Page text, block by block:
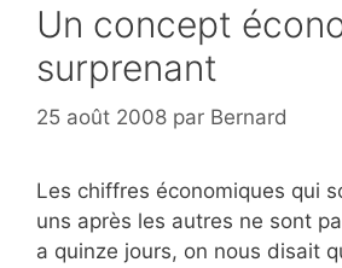
Un concept
surprenant
25 août 2008 par Bernard
Les chiffres économiques qui
uns après les autres ne sont
a quinze jours, on nous disait